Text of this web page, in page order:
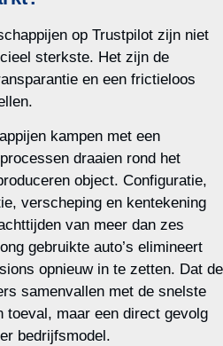
op Trustpilot zijn niet
sterkste. Het zijn de
en een frictieloos
kampen met een
draaien rond het
object. Configuratie,
verscheping en kentekening
van meer dan zes
gebruikte auto’s elimineert
opnieuw in te zetten. Dat de
samenvallen met de snelste
toeval, maar een direct gevolg
bedrijfsmodel.